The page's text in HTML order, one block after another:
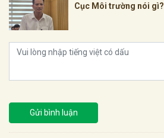
Cục Môi trường nói gì?
Gửi bình luận